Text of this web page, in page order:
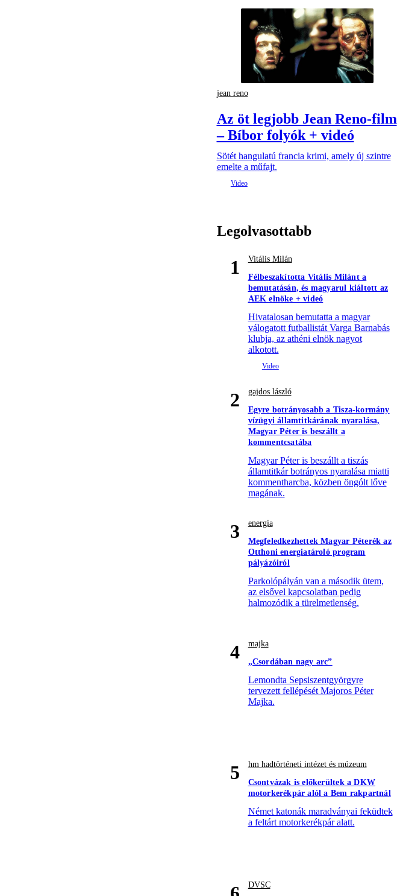
jean reno
Az öt legjobb Jean Reno-film
– Bíbor folyók + videó
Sötét hangulatú francia krimi, amely új szintre
emelte a műfajt.
Legolvasottabb
1
Vitális Milán
Félbeszakította Vitális Milánt a
bemutatásán, és magyarul kiáltott az
AEK elnöke + videó
Hivatalosan bemutatta a magyar
válogatott futballistát Varga Barnabás
klubja, az athéni elnök nagyot
alkotott.
2
gajdos lászló
Egyre botrányosabb a Tisza-kormány
vízügyi államtitkárának nyaralása,
Magyar Péter is beszállt a
kommentcsatába
Magyar Péter is beszállt a tiszás
államtitkár botrányos nyaralása miatti
kommentharcba, közben öngólt lőve
magának.
3
energia
Megfeledkezhettek Magyar Péterék az
Otthoni energiatároló program
pályázóiról
Parkolópályán van a második ütem,
az elsővel kapcsolatban pedig
halmozódik a türelmetlenség.
4
majka
„Csordában nagy arc”
Lemondta Sepsiszentgyörgyre
tervezett fellépését Majoros Péter
Majka.
5
hm hadtörténeti intézet és múzeum
Csontvázak is előkerültek a DKW
motorkerékpár alól a Bem rakpartnál
Német katonák maradványai feküdtek
a feltárt motorkerékpár alatt.
DVSC